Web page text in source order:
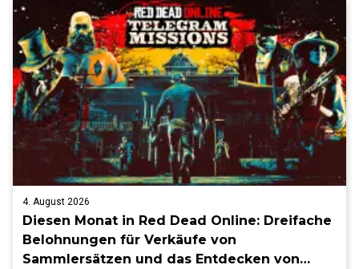
4. August 2026
Diesen Monat in Red Dead Online: Dreifache
Belohnungen für Verkäufe von
Sammlersätzen und das Entdecken von